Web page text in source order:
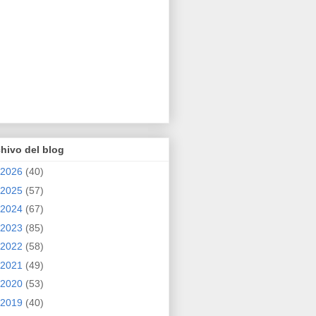
del blog
2026 (40)
2025 (57)
2024 (67)
2023 (85)
2022 (58)
2021 (49)
2020 (53)
2019 (40)